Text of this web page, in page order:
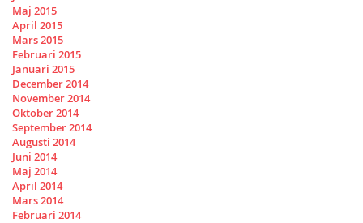
Maj 2015
April 2015
Mars 2015
Februari 2015
Januari 2015
December 2014
November 2014
Oktober 2014
September 2014
Augusti 2014
Juni 2014
Maj 2014
April 2014
Mars 2014
Februari 2014